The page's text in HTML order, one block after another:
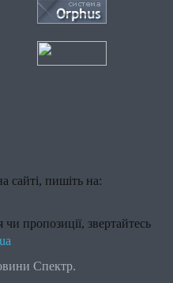
сайті, пишіть на:
пропозиції, звертайтесь
Спектр.